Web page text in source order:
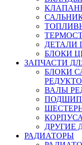
ДЕТАЛИ
БЛОКИ
ЗАПЧАСТИ
БЛОКИ
ВАЛЫ
ДРУГИЕ
РАДИАТОРЫ